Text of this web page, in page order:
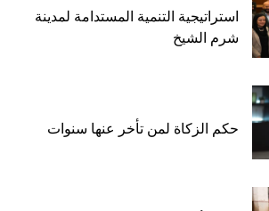
استراتيجية التنمية المستدامة لمدينة
شرم الشيخ
حكم الزكاة لمن تأخر عنها سنوات